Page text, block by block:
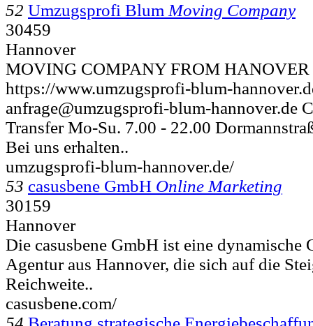
52 Umzugsprofi Blum Moving Company
30459
Hannover
MOVING COMPANY FROM HANOVER
https://www.umzugsprofi-blum-
anfrage@umzugsprofi-blum-hannover.de
Transfer Mo-Su. 7.00 - 22.00
Bei uns erhalten..
umzugsprofi-blum-hannover.de/
53 casusbene GmbH Online Marketing
30159
Hannover
Die casusbene GmbH ist eine
Agentur aus Hannover, die sich auf die
Reichweite..
casusbene.com/